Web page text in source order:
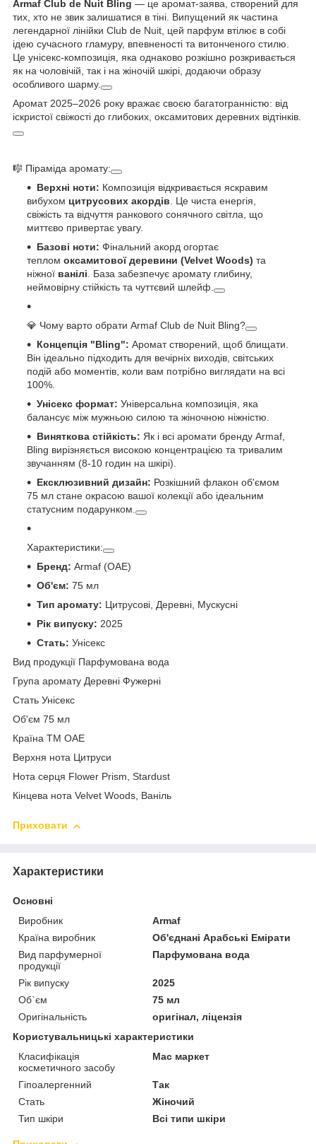
Armaf Club de Nuit Bling — це аромат-заява, створений для
тих, хто не звик залишатися в тіні. Випущений як частина
легендарної лінійки Club de Nuit, цей парфум втілює в собі
ідею сучасного гламуру, впевненості та витонченого стилю.
Це унісекс-композиція, яка однаково розкішно розкривається
як на чоловічій, так і на жіночій шкірі, додаючи образу
особливого шарму.
Аромат 2025–2026 року вражає своєю багатогранністю: від
іскристої свіжості до глибоких, оксамитових деревних відтінків.
🎼 Піраміда аромату:
Верхні ноти: Композиція відкривається яскравим
вибухом цитрусових акордів. Це чиста енергія,
свіжість та відчуття ранкового сонячного світла, що
миттєво привертає увагу.
Базові ноти: Фінальний акорд огортає
теплом оксамитової деревини (Velvet Woods) та
ніжної ванілі. База забезпечує аромату глибину,
неймовірну стійкість та чуттєвий шлейф.
💎 Чому варто обрати Armaf Club de Nuit Bling?
Концепція "Bling": Аромат створений, щоб блищати.
Він ідеально підходить для вечірніх виходів, світських
подій або моментів, коли вам потрібно виглядати на всі
100%.
Унісекс формат: Універсальна композиція, яка
балансує між мужньою силою та жіночною ніжністю.
Виняткова стійкість: Як і всі аромати бренду Armaf,
Bling вирізняється високою концентрацією та тривалим
звучанням (8-10 годин на шкірі).
Ексклюзивний дизайн: Розкішний флакон об'ємом
75 мл стане окрасою вашої колекції або ідеальним
статусним подарунком.
Характеристики:
Бренд: Armaf (ОАЕ)
Об'єм: 75 мл
Тип аромату: Цитрусові, Деревні, Мускусні
Рік випуску: 2025
Стать: Унісекс
Вид продукції Парфумована вода
Група аромату Деревні Фужерні
Стать Унісекс
Об'єм 75 мл
Країна ТМ ОАЕ
Верхня нота Цитруси
Нота серця Flower Prism, Stardust
Кінцева нота Velvet Woods, Ваніль
Приховати
Характеристики
Основні
Виробник
Armaf
Країна виробник
Об'єднані Арабські Емірати
Вид парфумерної
продукції
Парфумована вода
Рік випуску
2025
Об`єм
75 мл
Оригінальність
оригінал, ліцензія
Користувальницькі характеристики
Класифікація
косметичного засобу
Мас маркет
Гіпоалергенний
Так
Стать
Жіночий
Тип шкіри
Всі типи шкіри